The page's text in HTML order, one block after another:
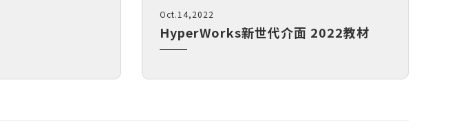
Oct.14,2022
HyperWorks新世代介面 2022教材